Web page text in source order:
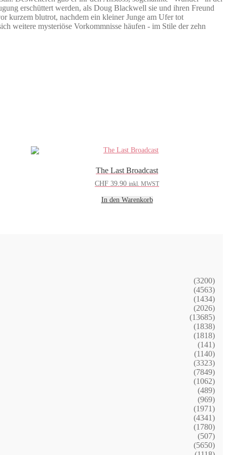
erschüttert werden, als Doug Blackwell sie und ihren Freund
kurzem blutrot, nachdem ein kleiner Junge am Ufer tot
weitere mysteriöse Vorkommnisse häufen - im Stile der zehn
The Last Broadcast
CHF 39.90 inkl. MWST
In den Warenkorb
(3200)
(4563)
(1434)
(2026)
(13685)
(1838)
(1818)
(141)
(1140)
(3323)
(7849)
(1062)
(489)
(969)
(1971)
(4341)
(1780)
(507)
(5650)